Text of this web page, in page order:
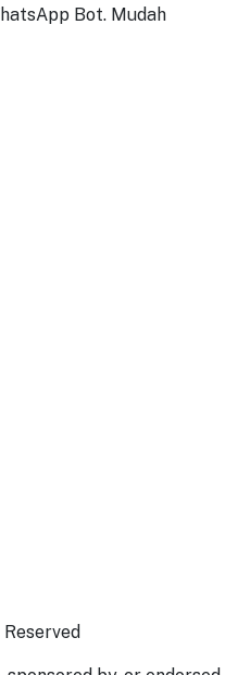
Bot. Mudah